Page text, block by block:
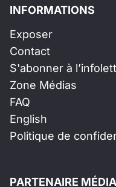
INFORMATIONS
Exposer
Contact
S'abonner à
Zone Médias
FAQ
English
Politique de
PARTENAIRE MÉDIA